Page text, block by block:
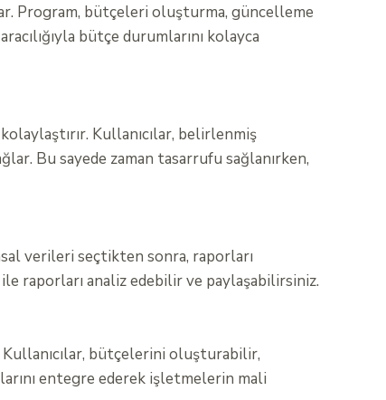
Program, bütçeleri oluşturma, güncelleme
bütçe durumlarını kolayca
Kullanıcılar, belirlenmiş
Bu sayede zaman tasarrufu sağlanırken,
verileri seçtikten sonra, raporları
raporları analiz edebilir ve paylaşabilirsiniz.
bütçelerini oluşturabilir,
entegre ederek işletmelerin mali